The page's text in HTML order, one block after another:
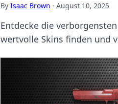
By Isaac Brown · August 10, 2025
Entdecke die
wertvolle Skins finden und